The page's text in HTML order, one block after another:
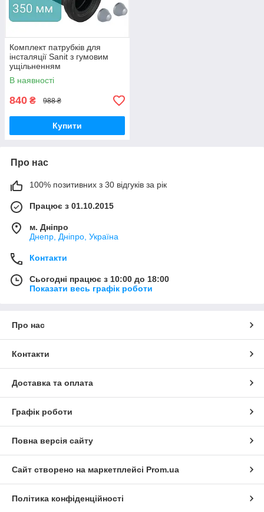
Комплект патрубків для
інсталяції Sanit з гумовим
ущільненням
В наявності
840 ₴ 988 ₴
Купити
Про нас
100% позитивних з 30 відгуків за рік
Працює з 01.10.2015
м. Дніпро
Днепр, Дніпро, Україна
Контакти
Сьогодні працює з 10:00 до 18:00
Показати весь графік роботи
Про нас
Контакти
Доставка та оплата
Графік роботи
Повна версія сайту
Сайт створено на маркетплейсі Prom.ua
Політика конфіденційності